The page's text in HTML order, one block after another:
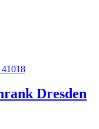
Dresden